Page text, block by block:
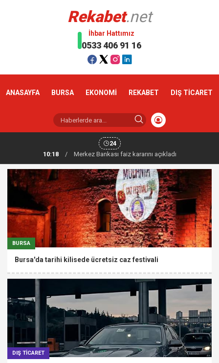
Rekabet.net
İhbar Hattımız
0533 406 91 16
ANASAYFA BURSA EKONOMİ REKABET DIŞ TİCARET
24
10:18
/ Altın haftaya yükselişle başladı
BURSA
Bursa'da tarihi kilisede ücretsiz caz festivali
DIŞ TİCARET